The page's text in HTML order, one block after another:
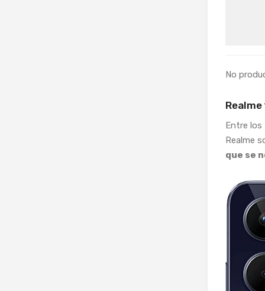
No
Realme
Entre los
Realme
que se